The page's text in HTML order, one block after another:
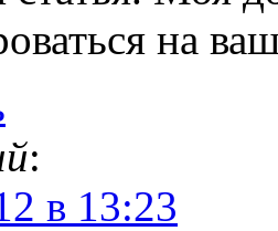
на
:
в 13:23